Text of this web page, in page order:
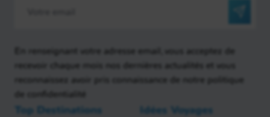
En renseignant votre adresse email, vous acceptez de
recevoir chaque mois nos dernières actualités et vous
reconnaissez avoir pris connaissance de notre politique
de confidentialité
Top Destinations Idées Voyages